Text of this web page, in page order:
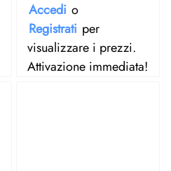
Accedi o
Registrati per
visualizzare i prezzi.
Attivazione immediata!